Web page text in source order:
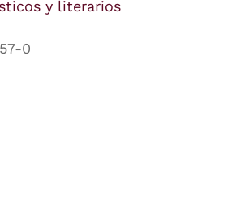
y literarios
0